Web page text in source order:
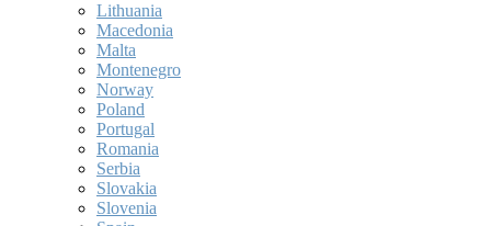
Lithuania
Macedonia
Malta
Montenegro
Norway
Poland
Portugal
Romania
Serbia
Slovakia
Slovenia